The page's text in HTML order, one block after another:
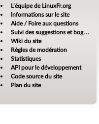
L’équipe de LinuxFr.org
Informations sur le site
Aide / Foire aux questions
Suivi des suggestions et bogues
Wiki du site
Règles de modération
Statistiques
API pour le développement
Code source du site
Plan du site